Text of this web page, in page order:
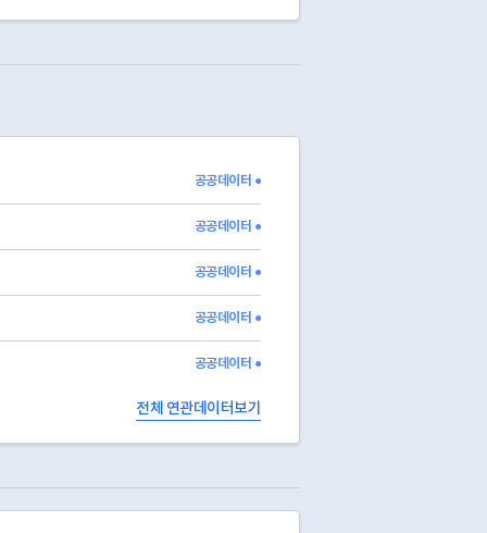
공공데이터 ●
공공데이터 ●
공공데이터 ●
공공데이터 ●
공공데이터 ●
전체 연관데이터보기